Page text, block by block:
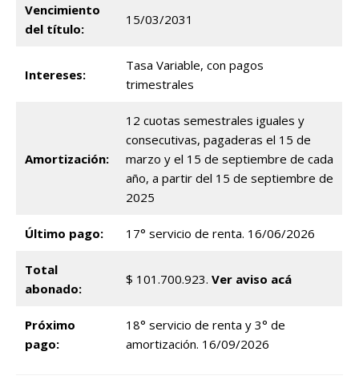
Vencimiento
del título:
15/03/2031
Intereses:
Tasa Variable, con pagos
trimestrales
Amortización:
12 cuotas semestrales iguales y
consecutivas, pagaderas el 15 de
marzo y el 15 de septiembre de cada
año, a partir del 15 de septiembre de
2025
Último pago: 17° servicio de renta. 16/06/2026
Total
abonado:
$ 101.700.923. Ver aviso acá
Próximo
pago:
18° servicio de renta y 3° de
amortización. 16/09/2026